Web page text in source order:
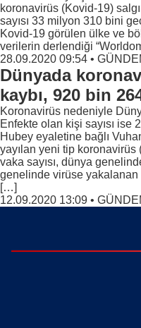
koronavirüs (Kovid-19)
sayısı 33 milyon 310 bini
Kovid-19 görülen ülke ve
verilerin derlendiği
28.09.2020 09:54 •
Dünyada
kaybı, 920 bin
Koronavirüs nedeniyle
Enfekte olan kişi sayısı ise
Hubey eyaletine bağlı
yayılan yeni tip koronavirüs
vaka sayısı, dünya
genelinde virüse yakalanan
[…]
12.09.2020 13:09 •